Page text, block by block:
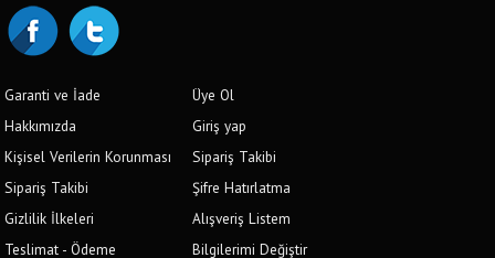
Garanti ve İade
Hakkımızda
Kişisel Verilerin Korunması
Sipariş Takibi
Gizlilik İlkeleri
Teslimat - Ödeme
Üye Ol
Giriş yap
Sipariş Takibi
Şifre Hatırlatma
Alışveriş Listem
Bilgilerimi Değiştir